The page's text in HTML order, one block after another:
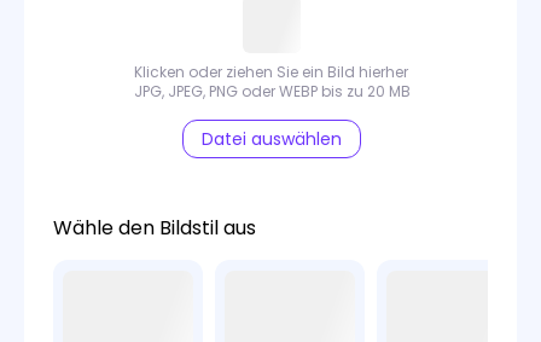
Klicken oder ziehen Sie ein Bild hierher
JPG, JPEG, PNG oder WEBP bis zu 20 MB
Datei auswählen
Wähle den Bildstil aus